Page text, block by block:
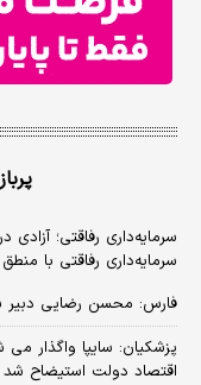
سرمایه‌داری رفاقتی؛ آزادی
سرمایه‌داری رفاقتی با منطق
فارس: محسن رضایی دبیر
پزشکیان: سایپا واگذار می
اقتصاد دولت استیضاح شد